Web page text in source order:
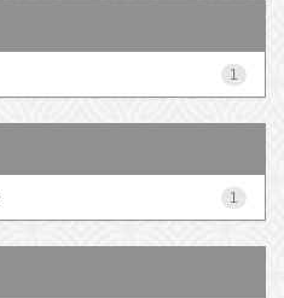
1
1